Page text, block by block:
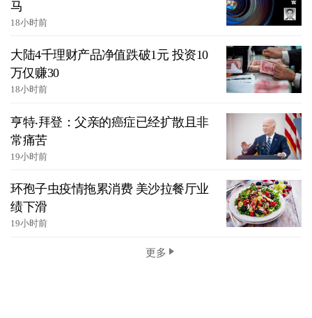
马
18小时前
大陆4千理财产品净值跌破1元 投资10
万仅赚30
18小时前
亨特‧拜登：父亲的癌症已经扩散且非
常痛苦
19小时前
环孢子虫疫情拖累消费 美沙拉餐厅业
绩下滑
19小时前
更多